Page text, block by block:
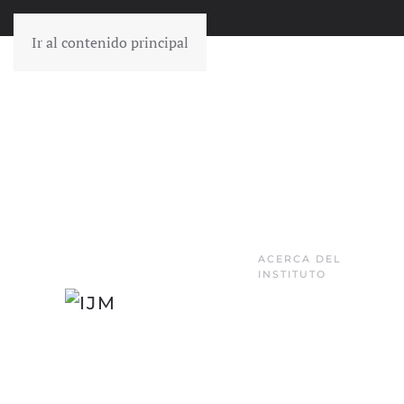
Ir al contenido principal
ACERCA DEL
INSTITUTO